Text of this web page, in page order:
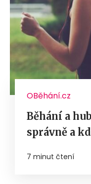
OBěhání.cz
Běhání a
správně a
7 minut čtení